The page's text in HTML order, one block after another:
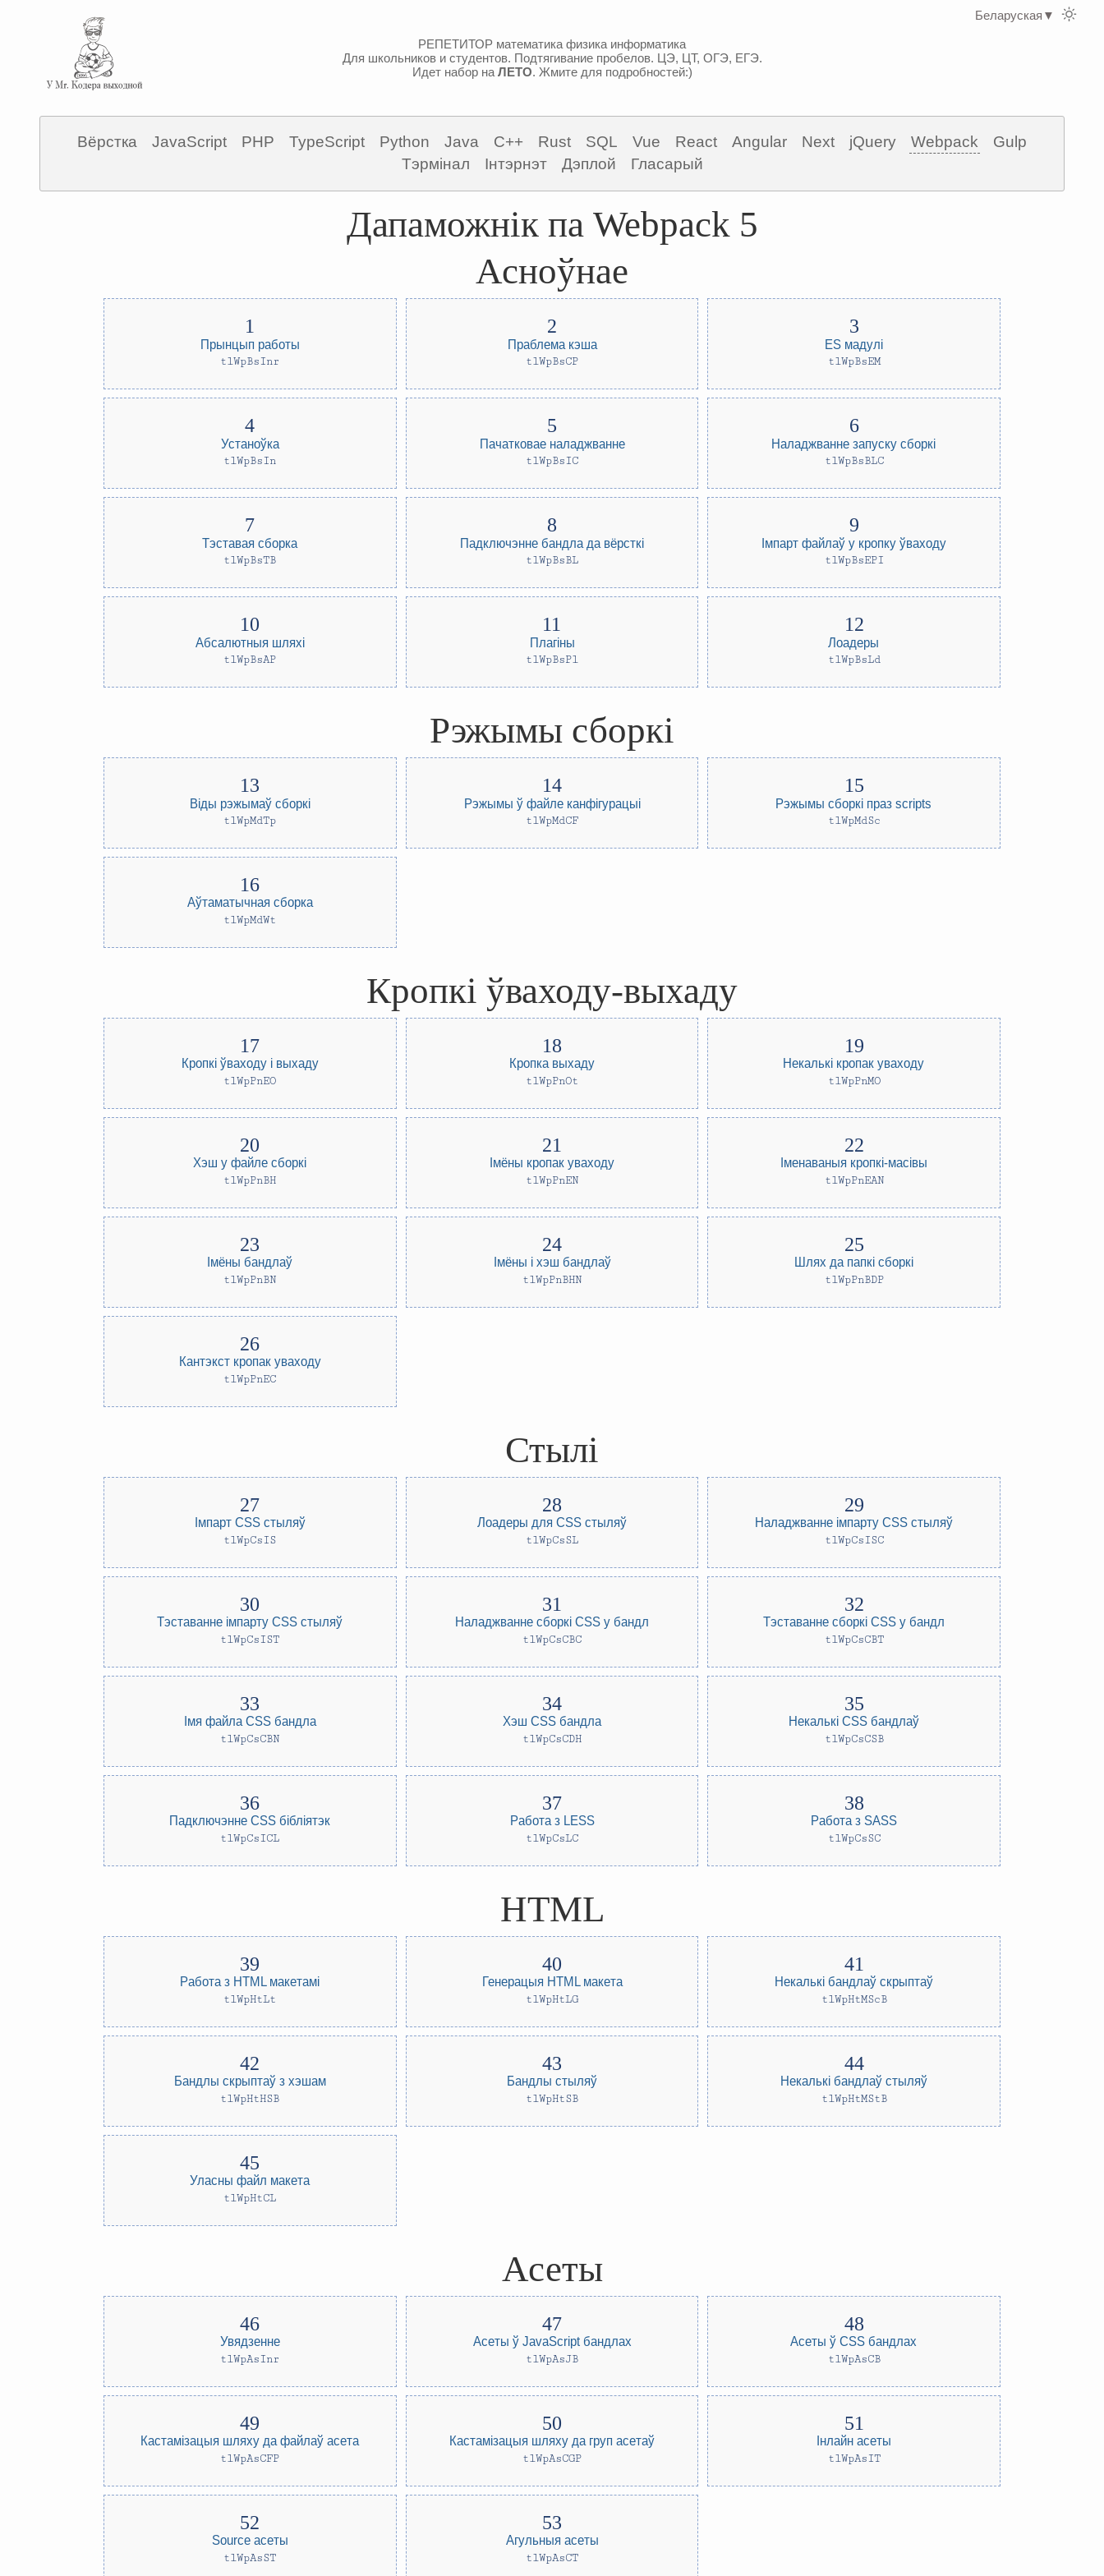
РЕПЕТИТОР математика физика информатика
Для школьников и студентов. Подтягивание пробелов. ЦЭ, ЦТ, ОГЭ, ЕГЭ.
Идет набор на ЛЕТО. Жмите для подробностей:)
Вёрстка JavaScript PHP TypeScript Python Java C++ Rust SQL Vue React Angular Next jQuery Webpack
Gulp
Тэрмінал
Інтэрнэт Дэплой Гласарый
Дапаможнік па Webpack 5
Асноўнае
Прынцып работы
tlWpBsInr
Праблема кэша
tlWpBsCP
ES мадулі
tlWpBsEM
Устаноўка
tlWpBsIn
Пачатковае наладжванне
tlWpBsIC
Наладжванне запуску сборкі
tlWpBsBLC
Тэставая сборка
tlWpBsTB
Падключэнне бандла да вёрсткі
tlWpBsBL
Імпарт файлаў у кропку ўваходу
tlWpBsEPI
Абсалютныя шляхі
tlWpBsAP
Плагіны
tlWpBsPl
Лоадеры
tlWpBsLd
Рэжымы сборкі
Віды рэжымаў сборкі
tlWpMdTp
Рэжымы ў файле канфігурацыі
tlWpMdCF
Рэжымы сборкі праз scripts
tlWpMdSc
Аўтаматычная сборка
tlWpMdWt
Кропкі ўваходу-выхаду
Кропкі ўваходу і выхаду
tlWpPnEO
Кропка выхаду
tlWpPnOt
Некалькі кропак уваходу
tlWpPnMO
Хэш у файле сборкі
tlWpPnBH
Імёны кропак уваходу
tlWpPnEN
Іменаваныя кропкі-масівы
tlWpPnEAN
Імёны бандлаў
tlWpPnBN
Імёны і хэш бандлаў
tlWpPnBHN
Шлях да папкі сборкі
tlWpPnBDP
Кантэкст кропак уваходу
tlWpPnEC
Стылі
Імпарт CSS стыляў
tlWpCsIS
Лоадеры для CSS стыляў
tlWpCsSL
Наладжванне імпарту CSS стыляў
tlWpCsISC
Тэставанне імпарту CSS стыляў
tlWpCsIST
Наладжванне сборкі CSS у бандл
tlWpCsCBC
Тэставанне сборкі CSS у бандл
tlWpCsCBT
Імя файла CSS бандла
tlWpCsCBN
Хэш CSS бандла
tlWpCsCDH
Некалькі CSS бандлаў
tlWpCsCSB
Падключэнне CSS бібліятэк
tlWpCsICL
Работа з LESS
tlWpCsLC
Работа з SASS
tlWpCsSC
HTML
Работа з HTML макетамі
tlWpHtLt
Генерацыя HTML макета
tlWpHtLG
Некалькі бандлаў скрыптаў
tlWpHtMScB
Бандлы скрыптаў з хэшам
tlWpHtHSB
Бандлы стыляў
tlWpHtSB
Некалькі бандлаў стыляў
tlWpHtMStB
Уласны файл макета
tlWpHtCL
Асеты
Увядзенне
tlWpAsInr
Асеты ў JavaScript бандлах
tlWpAsJB
Асеты ў CSS бандлах
tlWpAsCB
Кастамізацыя шляху да файлаў асета
tlWpAsCFP
Кастамізацыя шляху да груп асетаў
tlWpAsCGP
Інлайн асеты
tlWpAsIT
Source асеты
tlWpAsST
Агульныя асеты
tlWpAsCT
Беларуская ▼